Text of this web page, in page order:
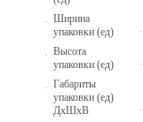
Ширина
упаковки (ед)
Высота
упаковки (ед)
Габариты
упаковки (ед)
ДхШхВ